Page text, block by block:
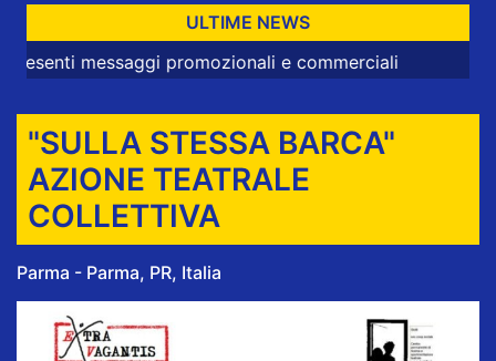
ULTIME NEWS
promozionali e commerciali
"SULLA STESSA BARCA"
AZIONE TEATRALE
COLLETTIVA
Parma - Parma, PR, Italia